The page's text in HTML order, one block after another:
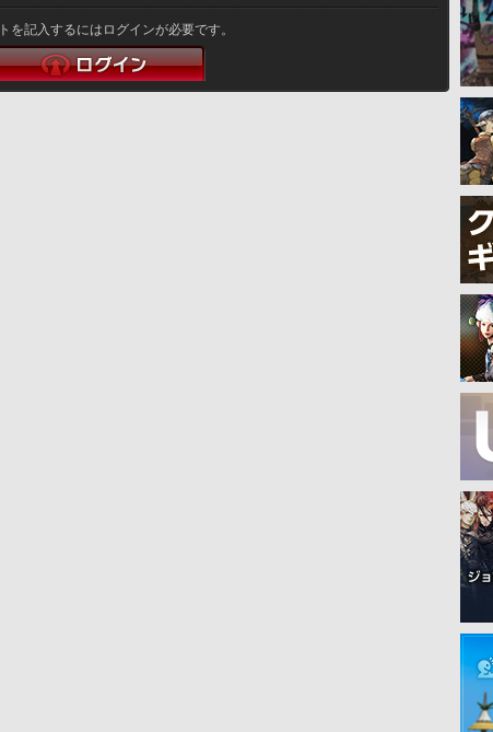
を記入するにはログインが必要です。